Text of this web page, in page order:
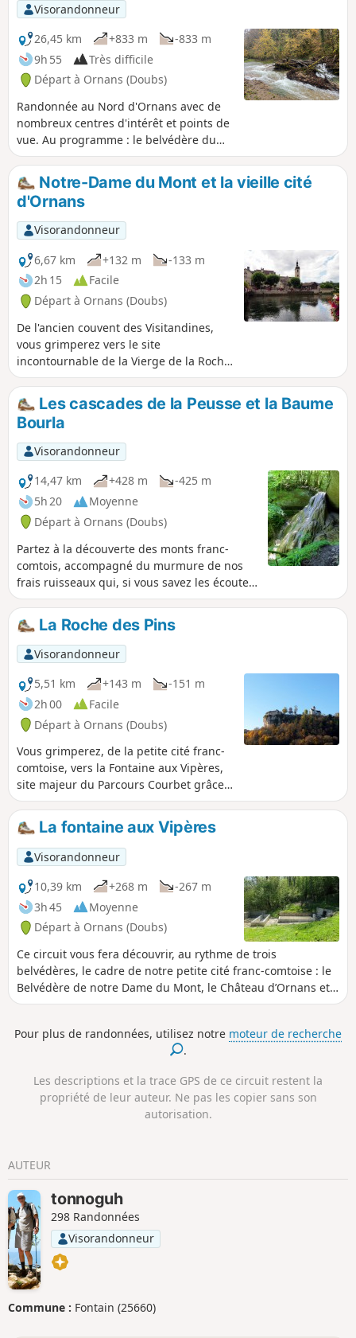
Visorandonneur
26,45 km
+833 m
-833 m
9h 55
Très difficile
Départ à Ornans (Doubs)
Randonnée au Nord d'Ornans avec de
nombreux centres d'intérêt et points de
vue. Au programme : le belvédère du
Château, le Puits de la Brême, la Gouille
aux Chèvres, la Grotte du Plaisir
Fontaine, le Rocher du Tourbillon, le
Saut du Chevalier, Notre-Dame du Mont.
La randonnée peut se terminer par une
visite du centre-ville (§ Info pratiques).
Randonnée très difficile de par sa
longueur et son dénivelé, il est
nécessaire d'avoir une bonne condition
physique, certaines portions sont
réservées aux randonneurs
expérimentés (échelles, passages avec
les mains, etc.) avec des zones plus ou
moins humides avec cailloux. Mais le
parcours est varié et les points de vue
magnifiques. Ce parcours en automne
donne lieu à un festival de couleurs.
Notre-Dame du Mont et la vieille cité
d'Ornans
Visorandonneur
6,67 km
+132 m
-133 m
2h 15
Facile
Départ à Ornans (Doubs)
De l'ancien couvent des Visitandines,
vous grimperez vers le site
incontournable de la Vierge de la Roche
du Mont et sa vue sur la vallée de la
Loue et la bourgade ornanaise. Puis
longeant le ruisseau de Mambouc, vous
regagnerez la vieille cité pour longer la
rivière et ses belles maisons aux pieds
dans l'eau.
Les cascades de la Peusse et la Baume
Bourla
Visorandonneur
14,47 km
+428 m
-425 m
5h 20
Moyenne
Départ à Ornans (Doubs)
Partez à la découverte des monts franc-
comtois, accompagné du murmure de nos
frais ruisseaux qui, si vous savez les écouter,
vous conteront bien des histoires oubliées.
Découvrez les végétations pétrifiées par nos
eaux calcaires et la fraîcheur des baumes
secrètes enchâssées dans la verdure
sauvage.
La Roche des Pins
Visorandonneur
5,51 km
+143 m
-151 m
2h 00
Facile
Départ à Ornans (Doubs)
Vous grimperez, de la petite cité franc-
comtoise, vers la Fontaine aux Vipères,
site majeur du Parcours Courbet grâce
au célèbre tableau "Le Château
d’Ornans de 1855" où les cancouères du
temps de Courbet cancanaient. Puis, du
château surplombant Ornans, vous
reviendrez, longeant les corniches avec
de nombreux points de vue, par la
charmante petite reculée de la Roche
des Pins.
La fontaine aux Vipères
Visorandonneur
10,39 km
+268 m
-267 m
3h 45
Moyenne
Départ à Ornans (Doubs)
Ce circuit vous fera découvrir, au rythme de trois
belvédères, le cadre de notre petite cité franc-comtoise : le
Belvédère de notre Dame du Mont, le Château d’Ornans et
celui du Grand, vous offrant de vastes points de vue sur la
au célèbre tableau Le Château d’Ornans de 1855, une huile
sur toile conservée au Musée de Minneapolis. Vous
commérages de nos cancouaines
Pour plus de randonnées, utilisez notre moteur de recherche
.
Les descriptions et la trace GPS de ce circuit restent la
propriété de leur auteur. Ne pas les copier sans son
autorisation.
AUTEUR
tonnoguh
298 Randonnées
Visorandonneur
Commune : Fontain (25660)